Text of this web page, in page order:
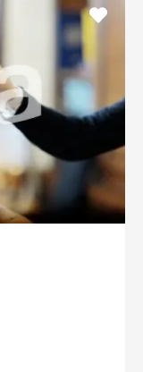
Pridať